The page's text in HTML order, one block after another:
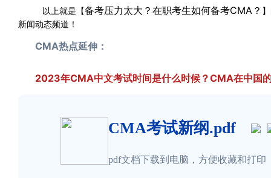
以上就是【备考压力太大？在职考生如何备考CMA？
新闻动态频道！
CMA热点延伸：
2023年CMA中文考试时间是什么时候？CMA在中国
CMA考试新纲.pdf
pdf文档下载到电脑，方便收藏和打印